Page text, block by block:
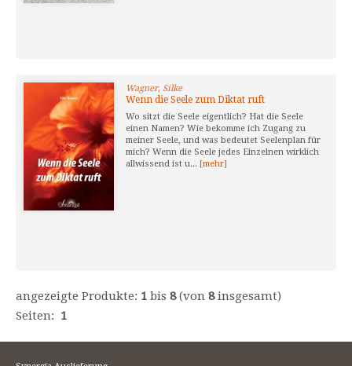
Wagner, Silke
Wenn die Seele zum Diktat ruft
Wo sitzt die Seele eigentlich? Hat die Seele
einen Namen? Wie bekomme ich Zugang zu
meiner Seele, und was bedeutet Seelenplan für
mich? Wenn die Seele jedes Einzelnen wirklich
allwissend ist u... [mehr]
angezeigte Produkte: 1 bis 8(von 8insgesamt)
Seiten: 1